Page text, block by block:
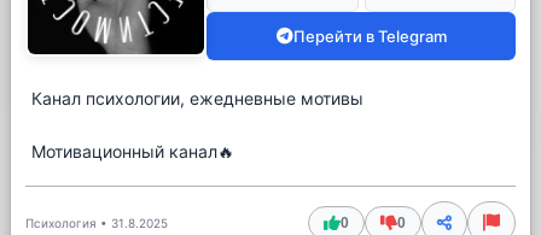
Перейти в Telegram
Канал психологии, ежедневные мотивы
Мотивационный канал🔥
Психология • 31.8.2025 0 0